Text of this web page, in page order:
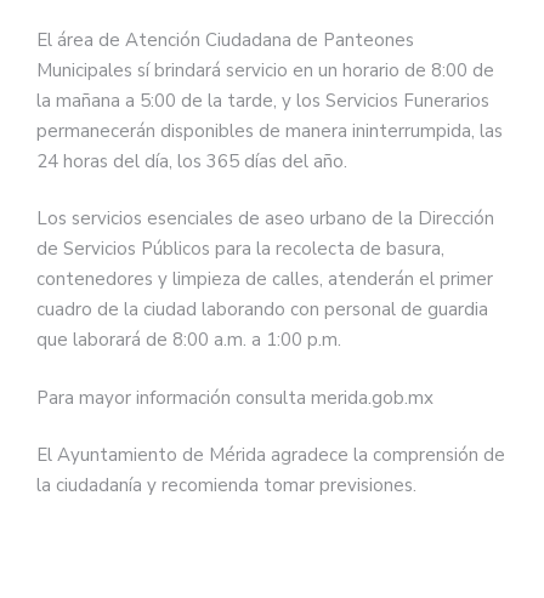
El área de Atención Ciudadana de Panteones
Municipales sí brindará servicio en un horario de 8:00 de
la mañana a 5:00 de la tarde, y los Servicios Funerarios
permanecerán disponibles de manera ininterrumpida, las
24 horas del día, los 365 días del año.
Los servicios esenciales de aseo urbano de la Dirección
de Servicios Públicos para la recolecta de basura,
contenedores y limpieza de calles, atenderán el primer
cuadro de la ciudad laborando con personal de guardia
que laborará de 8:00 a.m. a 1:00 p.m.
Para mayor información consulta merida.gob.mx
El Ayuntamiento de Mérida agradece la comprensión de
la ciudadanía y recomienda tomar previsiones.